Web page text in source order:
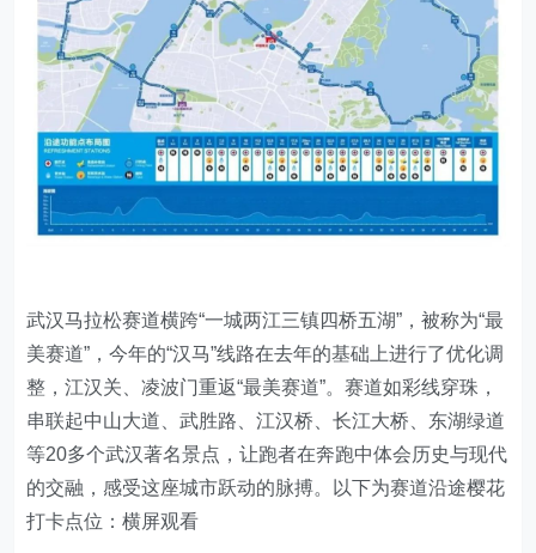
武汉马拉松赛道横跨“一城两江三镇四桥五湖”，被称为“最
美赛道”，今年的“汉马”线路在去年的基础上进行了优化调
整，江汉关、凌波门重返“最美赛道”。赛道如彩线穿珠，
串联起中山大道、武胜路、江汉桥、长江大桥、东湖绿道
等20多个武汉著名景点，让跑者在奔跑中体会历史与现代
的交融，感受这座城市跃动的脉搏。以下为赛道沿途樱花
打卡点位：横屏观看